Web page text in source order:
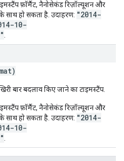
फ़ॉर्मैट, नैनोसेकंड रिज़ॉल्यूशन और
साथ हो सकता है. उदाहरण: "2014-
10-
बार बदलाव किए जाने का टाइमस्टैंप.
फ़ॉर्मैट, नैनोसेकंड रिज़ॉल्यूशन और
साथ हो सकता है. उदाहरण: "2014-
10-